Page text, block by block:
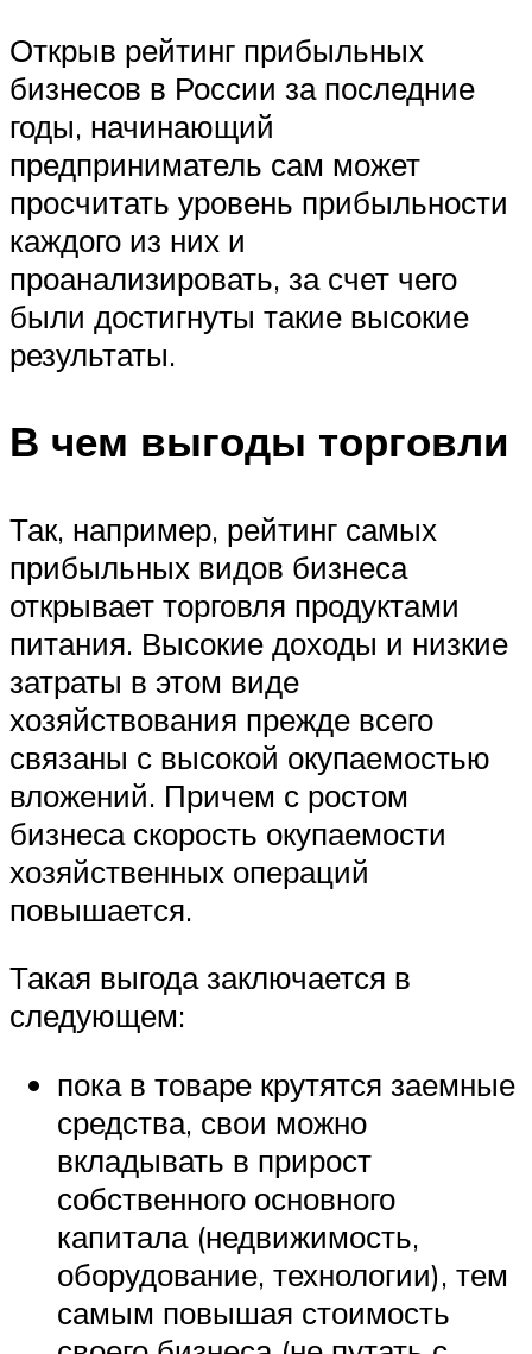
Открыв рейтинг прибыльных
бизнесов в России за последние
годы, начинающий
предприниматель сам может
просчитать уровень прибыльности
каждого из них и
проанализировать, за счет чего
были достигнуты такие высокие
результаты.
В чем выгоды торговли
Так, например, рейтинг самых
прибыльных видов бизнеса
открывает торговля продуктами
питания. Высокие доходы и низкие
затраты в этом виде
хозяйствования прежде всего
связаны с высокой окупаемостью
вложений. Причем с ростом
бизнеса скорость окупаемости
хозяйственных операций
повышается.
Такая выгода заключается в
следующем:
пока в товаре крутятся заемные
средства, свои можно
вкладывать в прирост
собственного основного
капитала (недвижимость,
оборудование, технологии), тем
самым повышая стоимость